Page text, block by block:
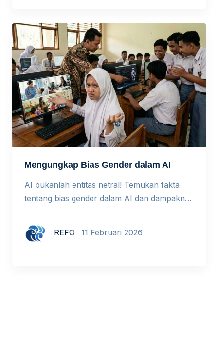
berada di dalam ruang kelas berarti sudah
benar-benar setara? Ketika Akses Bukan Lagi
Masalah Utama […]
Mengungkap Bias Gender dalam AI
AI bukanlah entitas netral! Temukan fakta
tentang bias gender dalam AI dan dampaknya
Februari dunia memperingati International
Day of Women and Girls in Science. Tema
REFO 11 Februari 2026